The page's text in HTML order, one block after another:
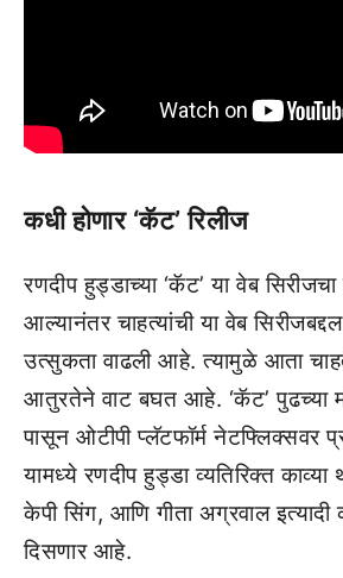
कधी होणार ‘कॅट’ रिलीज
रणदीप हुड्डाच्या ‘कॅट’ या वेब
आल्यानंतर चाहत्यांची या वेब
उत्सुकता वाढली आहे. त्यामुळे आता
आतुरतेने वाट बघत आहे. ‘कॅट’ पुढच्या
पासून ओटीपी प्लॅटफॉर्म नेटफ्लिक्सवर
यामध्ये रणदीप हुड्डा व्यतिरिक्त काव्या
केपी सिंग, आणि गीता अग्रवाल
दिसणार आहे.